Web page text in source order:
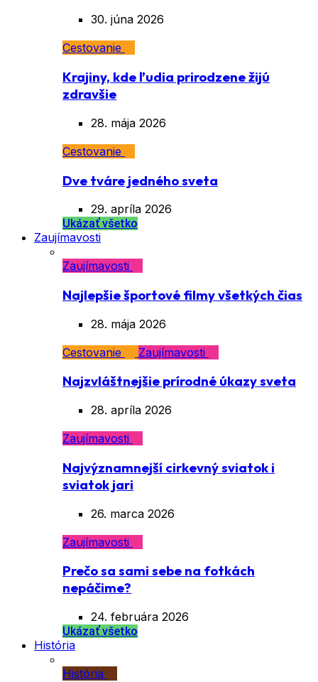
30. júna 2026
Cestovanie
Krajiny, kde ľudia prirodzene žijú
zdravšie
28. mája 2026
Cestovanie
Dve tváre jedného sveta
29. apríla 2026
Ukázať všetko
Zaujímavosti
Zaujímavosti
Najlepšie športové filmy všetkých čias
28. mája 2026
Cestovanie
Zaujímavosti
Najzvláštnejšie prírodné úkazy sveta
28. apríla 2026
Zaujímavosti
Najvýznamnejší cirkevný sviatok i
sviatok jari
26. marca 2026
Zaujímavosti
Prečo sa sami sebe na fotkách
nepáčime?
24. februára 2026
Ukázať všetko
História
História